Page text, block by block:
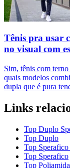
Tênis pra usar
no visual com
Sim, tênis com
quais modelos
dupla que é pura
Links
Top Duplo
Top Duplo
Top
Top Sperafico
Top Poliamida